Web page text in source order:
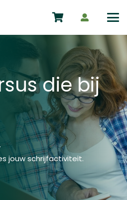
die bij
jouw schrijfactiviteit.